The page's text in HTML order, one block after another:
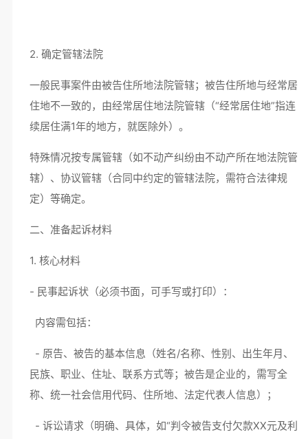
2. 确定管辖法院
一般民事案件由被告住所地法院管辖；被告住所地与经常居
住地不一致的，由经常居住地法院管辖（“经常居住地”指连
续居住满1年的地方，就医除外）。
特殊情况按专属管辖（如不动产纠纷由不动产所在地法院管
辖）、协议管辖（合同中约定的管辖法院，需符合法律规
定）等确定。
二、准备起诉材料
1. 核心材料
- 民事起诉状（必须书面，可手写或打印）：
内容需包括：
- 原告、被告的基本信息（姓名/名称、性别、出生年月、
民族、职业、住址、联系方式等；被告是企业的，需写全
称、统一社会信用代码、住所地、法定代表人信息）；
- 诉讼请求（明确、具体，如“判令被告支付欠款XX元及利